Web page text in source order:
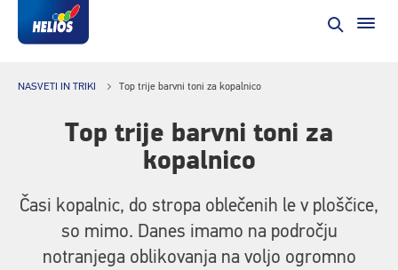
NASVETI IN TRIKI Top trije barvni toni za kopalnico
Top trije barvni toni za
kopalnico
Časi kopalnic, do stropa oblečenih le v ploščice,
so mimo. Danes imamo na področju
notranjega oblikovanja na voljo ogromno